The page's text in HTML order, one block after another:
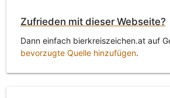
Zufrieden mit dieser Webseite?
Dann einfach bierkreiszeichen.at auf
bevorzugte Quelle hinzufügen.